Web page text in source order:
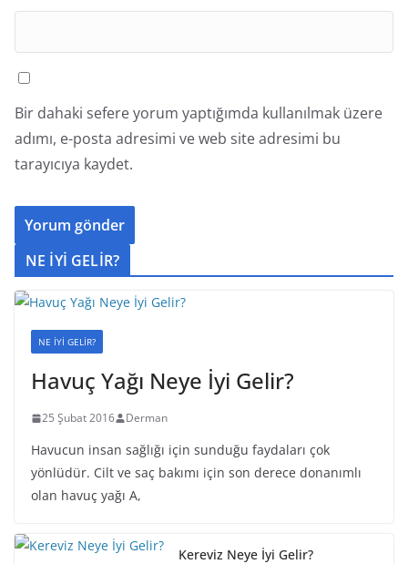
Bir dahaki sefere yorum yaptığımda kullanılmak üzere
adımı, e-posta adresimi ve web site adresimi bu
tarayıcıya kaydet.
NE İYİ GELİR?
NE İYİ GELİR?
Havuç Yağı Neye İyi Gelir?
25 Şubat 2016 Derman
Havucun insan sağlığı için sunduğu faydaları çok
yönlüdür. Cilt ve saç bakımı için son derece donanımlı
olan havuç yağı A,
Kereviz Neye İyi Gelir?